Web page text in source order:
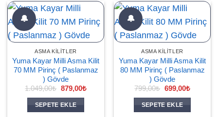
🔔
ASMA KILITLER
Yuma Kayar Milli Asma Kilit
70 MM Pirinç ( Paslanmaz
) Gövde
1.049,00₺ Orijinal
fiyat:
1.049,00₺.
879,00₺Şu
SEPETE EKLE
🔔
ASMA KILITLER
Yuma Kayar Milli Asma Kilit
80 MM Pirinç ( Paslanmaz
) Gövde
799,00₺ Orijinal
fiyat:
799,00₺.
699,00₺Şu
SEPETE EKLE